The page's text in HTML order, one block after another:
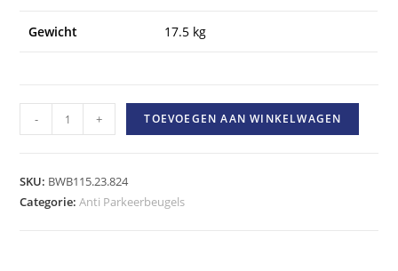
Gewicht 17.5 kg
Bewebe
Anti
-
verzinkt
- + TOEVOEGEN AAN WINKELWAGEN
SKU: BWB115.23.824
Categorie:Anti Parkeerbeugels